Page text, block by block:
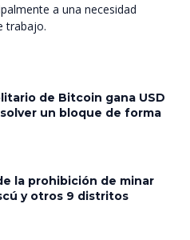
a una necesidad
trabajo.
de Bitcoin gana USD
un bloque de forma
la prohibición de minar
y otros 9 distritos